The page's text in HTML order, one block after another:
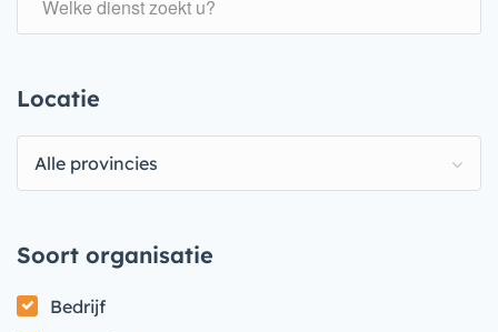
Locatie
Alle provincies
Soort organisatie
Bedrijf